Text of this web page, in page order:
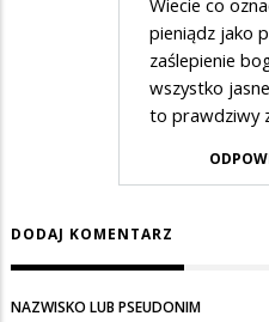
pieniądz jako
zaślepienie
wszystko
to prawdziwy
DODAJ KOMENTARZ
NAZWISKO LUB PSEUDONIM